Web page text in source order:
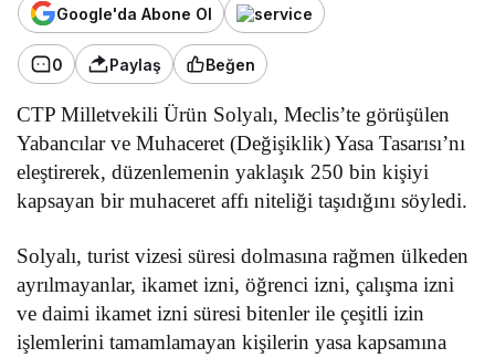
Google'da Abone Ol
0 Paylaş Beğen
CTP Milletvekili Ürün Solyalı, Meclis’te görüşülen
Yabancılar ve Muhaceret (Değişiklik) Yasa Tasarısı’nı
eleştirerek, düzenlemenin yaklaşık 250 bin kişiyi
kapsayan bir muhaceret affı niteliği taşıdığını söyledi.
Solyalı, turist vizesi süresi dolmasına rağmen ülkeden
ayrılmayanlar, ikamet izni, öğrenci izni, çalışma izni
ve daimi ikamet izni süresi bitenler ile çeşitli izin
işlemlerini tamamlamayan kişilerin yasa kapsamına